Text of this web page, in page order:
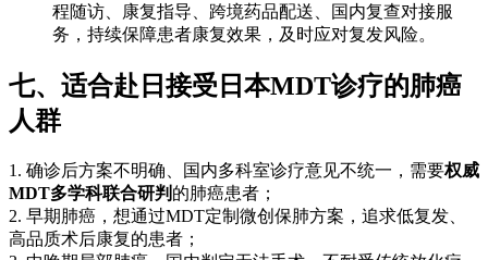
程随访、康复指导、跨境药品配送、国内复查对接服
务，持续保障患者康复效果，及时应对复发风险。
七、适合赴日接受日本MDT诊疗的肺癌
人群
1. 确诊后方案不明确、国内多科室诊疗意见不统一，需要权威
MDT多学科联合研判 的肺癌患者；
2. 早期肺癌，想通过MDT定制微创保肺方案，追求低复发、
高品质术后康复的患者；